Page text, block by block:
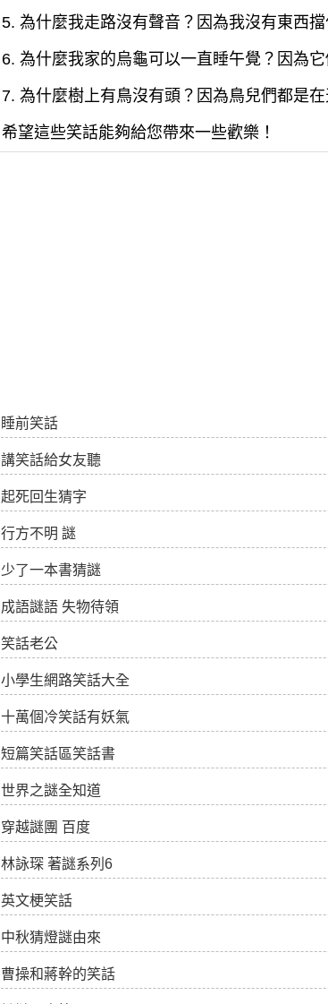
5. 為什麼我走路沒有聲音？因為我沒有東西擋
6. 為什麼我家的烏龜可以一直睡午覺？因為
7. 為什麼樹上有鳥沒有頭？因為鳥兒們都是在
希望這些笑話能夠給您帶來一些歡樂！
睡前笑話
講笑話給女友聽
起死回生猜字
行方不明 謎
少了一本書猜謎
成語謎語 失物待領
笑話老公
小學生網路笑話大全
十萬個冷笑話有妖氣
短篇笑話區笑話書
世界之謎全知道
穿越謎團 百度
林詠琛 著謎系列6
英文梗笑話
中秋猜燈謎由來
曹操和蔣幹的笑話